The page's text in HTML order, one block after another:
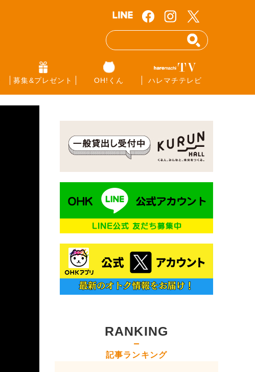
募集&プレゼント OH!くん ハレマチテレビ
RANKING
記事ランキング